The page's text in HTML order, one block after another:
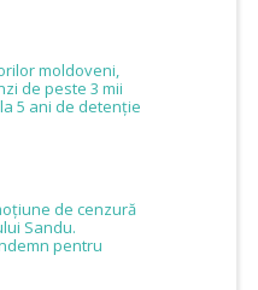
moldoveni,
de peste 3 mii
5 ani de detenție
de cenzură
Sandu.
pentru